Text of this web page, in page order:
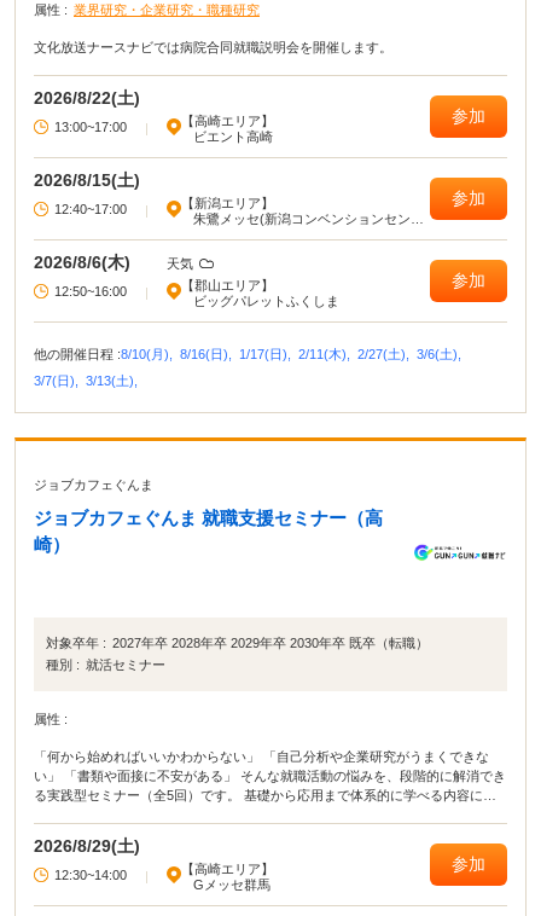
属性 : 業界研究・企業研究・職種研究
文化放送ナースナビでは病院合同就職説明会を開催します。
2026/8/22(土)
13:00~17:00 |
【高崎エリア】
ビエント高崎
参加
2026/8/15(土)
12:40~17:00 |
【新潟エリア】
朱鷺メッセ(新潟コンベンションセンタ
参加
2026/8/6(木)
天気
12:50~16:00
|
【郡山エリア】
ビッグパレットふくしま
参加
他の開催日程 :8/10(月), 8/16(日), 1/17(日), 2/11(木), 2/27(土),
3/6(土),
3/7(日),
3/13(土),
ジョブカフェぐんま
ジョブカフェぐんま 就職支援セミナー（高
崎）
対象卒年 : 2027年卒 2028年卒 2029年卒 2030年卒 既卒（転職）
種別 : 就活セミナー
属性 :
「何から始めればいいかわからない」 「自己分析や企業研究がうまくできな
い」 「書類や面接に不安がある」 そんな就職活動の悩みを、段階的に解消でき
る実践型セミナー（全5回）です。 基礎から応用まで体系的に学べる内容に加
の方も、転職を考えている方も、それぞれに合った進め方をサポートします。
2026/8/29(土)
12:30~14:00 |
【高崎エリア】
Gメッセ群馬
参加